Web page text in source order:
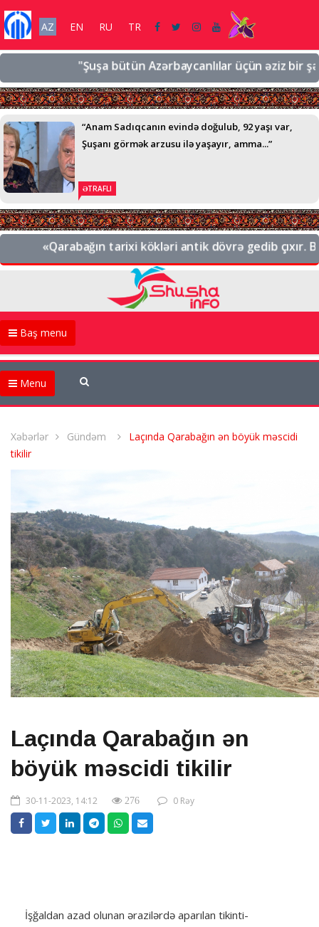
AZ EN RU TR
"Şuşa bütün Azərbaycanlılar üçün əziz bir
“Anam Sadıqcanın evində doğulub, 92 yaşı var,
Şuşanı görmək arzusu ilə yaşayır, amma...”
ƏTRAFLI
«Qarabağın tarixi kökləri antik dövrə gedib çıxır.
Baş menu
Menu
Xəbərlər Gündəm
Laçında Qarabağın ən böyük məscidi
tikilir
Laçında Qarabağın ən
böyük məscidi tikilir
30-11-2023, 14:12 276 0 Rəy
İşğaldan azad olunan ərazilərdə aparılan tikinti-